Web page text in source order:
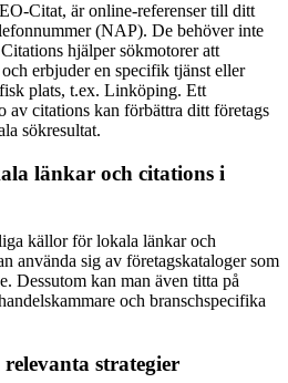
Citat, är online-referenser till ditt
(NAP). De behöver inte
hjälper sökmotorer att
erbjuder en specifik tjänst eller
plats, t.ex. Linköping. Ett
av citations kan förbättra ditt företags
sökresultat.
länkar och citations i
källor för lokala länkar och
använda sig av företagskataloger som
Dessutom kan man även titta på
och branschspecifika
strategier